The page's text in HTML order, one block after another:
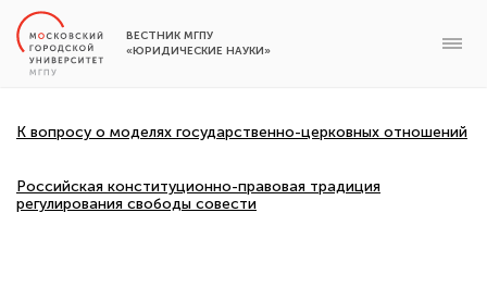
ВЕСТНИК МГПУ
«ЮРИДИЧЕСКИЕ НАУКИ»
К вопросу о моделях государственно-церковных отношений
Российская конституционно-правовая традиция
регулирования свободы совести